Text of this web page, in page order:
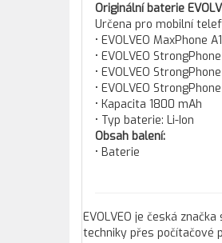
Originální baterie
Určena pro mobilní
• EVOLVEO MaxPhone A1
• EVOLVEO StrongPhone
• EVOLVEO
• EVOLVEO
• Kapacita 1800 mAh
• Typ baterie: Li-Ion
Obsah balení:
• Baterie
EVOLVEO je česká
techniky přes počítačové